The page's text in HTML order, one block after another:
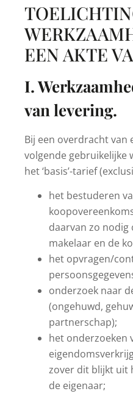
EEN AKTE
I.
van levering.
Bij een overdracht van
volgende gebruikelijke
het ‘basis’-tarief
het bestuderen
daarvan zo
makelaar en de
het opvragen/
onderzoek naar
(ongehuwd,
partnerschap);
het onderzoeken
zover dit blijkt uit
de eigenaar;